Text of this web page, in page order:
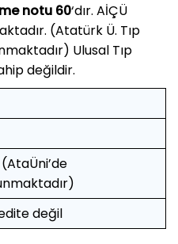
notu 60‘dır. AİÇÜ
(Atatürk Ü. Tıp
Ulusal Tıp
değildir.
değil